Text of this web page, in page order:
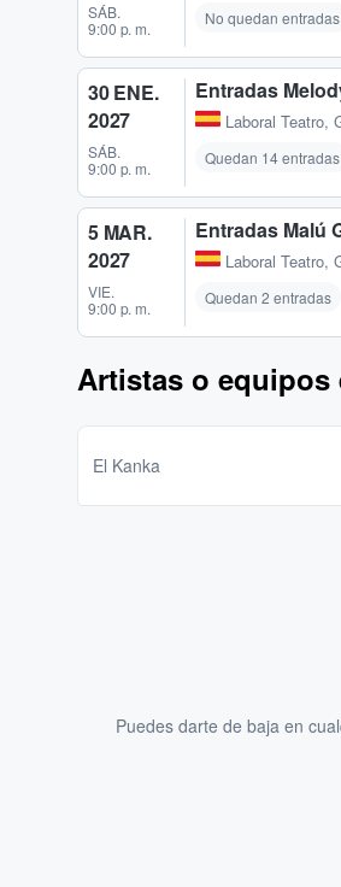
SÁB.
9:00 p. m.
No quedan entradas
30 ENE.
2027
SÁB.
9:00 p. m.
Entradas
Laboral Teatro,
Quedan 14 entradas
5 MAR.
2027
VIE.
9:00 p. m.
Entradas Malú
Laboral Teatro,
Quedan 2 entradas
Artistas o equipos
El Kanka
Puedes darte de baja en